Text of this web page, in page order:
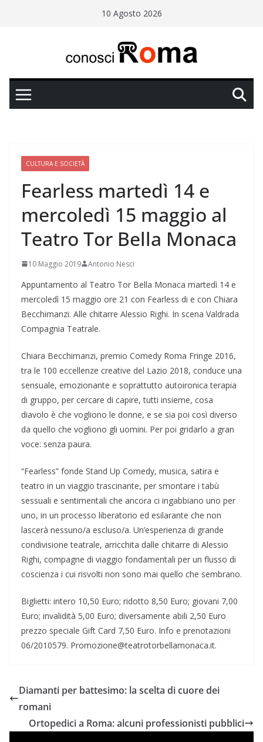
10 Agosto 2026
CULTURA E SOCIETÀ
Fearless martedì 14 e
mercoledì 15 maggio al
Teatro Tor Bella Monaca
10 Maggio 2019 Antonio Nesci
Appuntamento al Teatro Tor Bella Monaca martedì 14 e
mercoledì 15 maggio ore 21 con Fearless di e con Chiara
Becchimanzi. Alle chitarre Alessio Righi. In scena Valdrada
Compagnia Teatrale.
Chiara Becchimanzi, premio Comedy Roma Fringe 2016,
tra le 100 eccellenze creative del Lazio 2018, conduce una
sensuale, emozionante e soprattutto autoironica terapia
di gruppo, per cercare di capire, tutti insieme, cosa
diavolo è che vogliono le donne, e se sia poi così diverso
da quello che vogliono gli uomini. Per poi gridarlo a gran
voce: senza paura.
“Fearless” fonde Stand Up Comedy, musica, satira e
teatro in un viaggio trascinante, per smontare i tabù
sessuali e sentimentali che ancora ci ingabbiano uno per
uno, in un processo liberatorio ed esilarante che non
lascerà nessuno/a escluso/a. Un’esperienza di grande
condivisione teatrale, arricchita dalle chitarre di Alessio
Righi, compagne di viaggio fondamentali per un flusso di
coscienza i cui risvolti non sono mai quello che sembrano.
Biglietti: intero 10,50 Euro; ridotto 8,50 Euro; giovani 7,00
Euro; invalidità 5,00 Euro; diversamente abili 2,50 Euro
prezzo speciale Gift Card 7,50 Euro. Info e prenotazioni
06/2010579. Promozione@teatrotorbellamonaca.it.
Diamanti per battesimo: la scelta di cuore dei
romani
Ortopedici a Roma: alcuni professionisti pubblici